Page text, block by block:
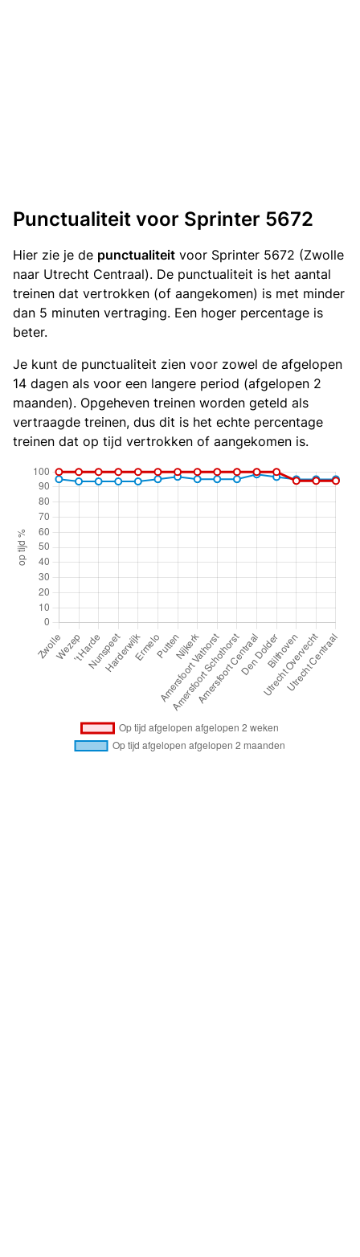
Punctualiteit voor Sprinter 5672
Hier zie je de punctualiteit voor Sprinter 5672 (Zwolle
naar Utrecht Centraal). De punctualiteit is het aantal
treinen dat vertrokken (of aangekomen) is met minder
dan 5 minuten vertraging. Een hoger percentage is
beter.
Je kunt de punctualiteit zien voor zowel de afgelopen
14 dagen als voor een langere period (afgelopen 2
maanden). Opgeheven treinen worden geteld als
vertraagde treinen, dus dit is het echte percentage
treinen dat op tijd vertrokken of aangekomen is.